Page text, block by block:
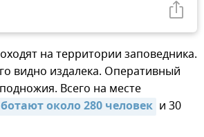
на территории заповедника.
видно издалека. Оперативный
Всего на месте
около 280 человек и 30